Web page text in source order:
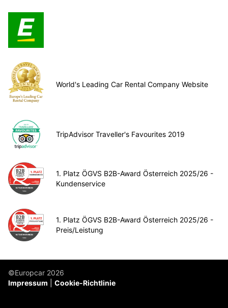
World's Leading Car Rental Company Website
TripAdvisor Traveller's Favourites 2019
1. Platz ÖGVS B2B-Award Österreich 2025/26 -
Kundenservice
1. Platz ÖGVS B2B-Award Österreich 2025/26 -
Preis/Leistung
©Europcar 2026
Impressum
Cookie-Richtlinie